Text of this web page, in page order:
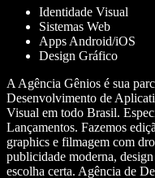
Identidade Visual
Sistemas Web
Apps Android/iOS
Design Gráfico
A Agência Gênios é sua
Desenvolvimento de
Visual em todo Brasil.
Lançamentos. Fazemos
graphics e filmagem com
publicidade moderna,
escolha certa. Agência de